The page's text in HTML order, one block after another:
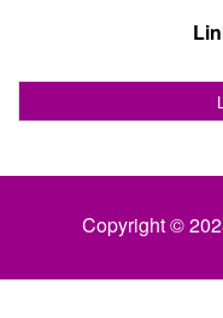
Copyright ©